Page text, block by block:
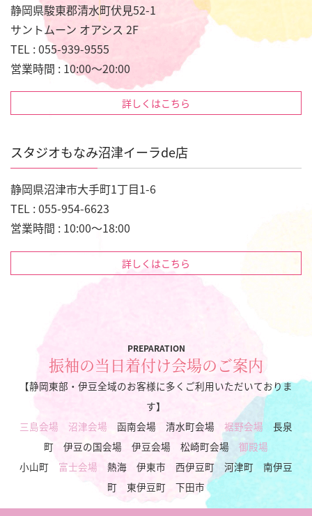
静岡県駿東郡清水町伏見52-1
サントムーン オアシス 2F
TEL : 055-939-9555
営業時間 : 10:00～20:00
詳しくはこちら
スタジオもなみ沼津イーラde店
静岡県沼津市大手町1丁目1-6
TEL : 055-954-6623
営業時間 : 10:00～18:00
詳しくはこちら
PREPARATION
振袖の当日着付け会場のご案内
【静岡東部・伊豆全域のお客様に多くご利用いただいておりま
す】
三島会場
沼津会場 函南会場 清水町会場 裾野会場 長泉
町 伊豆の国会場 伊豆会場 松崎町会場 御殿場
小山町 富士会場 熱海 伊東市 西伊豆町 河津町 南伊豆
町 東伊豆町 下田市